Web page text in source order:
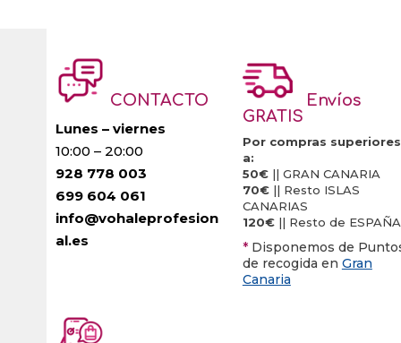
CONTACTO
Lunes – viernes
10:00 – 20:00
928 778 003
699 604 061
info@vohaleprofesion
al.es
Envíos
GRATIS
Por compras superiores
a:
50€|| GRAN CANARIA
70€|| Resto ISLAS
CANARIAS
120€|| Resto de ESPAÑA
* Disponemos de
de recogida en Gran
Canaria